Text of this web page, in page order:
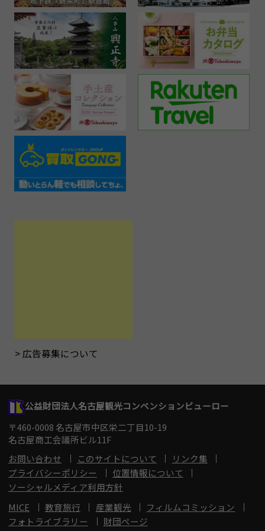
広告募集について
公益財団法人名古屋観光コンベンションビューロー
〒460-0008 名古屋市中区栄二丁目10-19
名古屋商工会議所ビル11F
お問い合わせ
このサイトについて
リンク集
プライバシーポリシー
位置情報について
ソーシャルメディア利用方針
MICE
教育旅行 産業観光
フィルムコミッション
フォトライブラリー
財団ページ